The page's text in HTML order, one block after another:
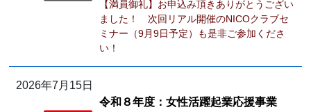
【満員御礼】お申込み頂きありがとうござい
ました！ 次回リアル開催のNICOクラブセ
ミナー（9月9日予定）も是非ご参加くださ
い！
2026年7月15日
令和８年度：女性活躍起業応援事業